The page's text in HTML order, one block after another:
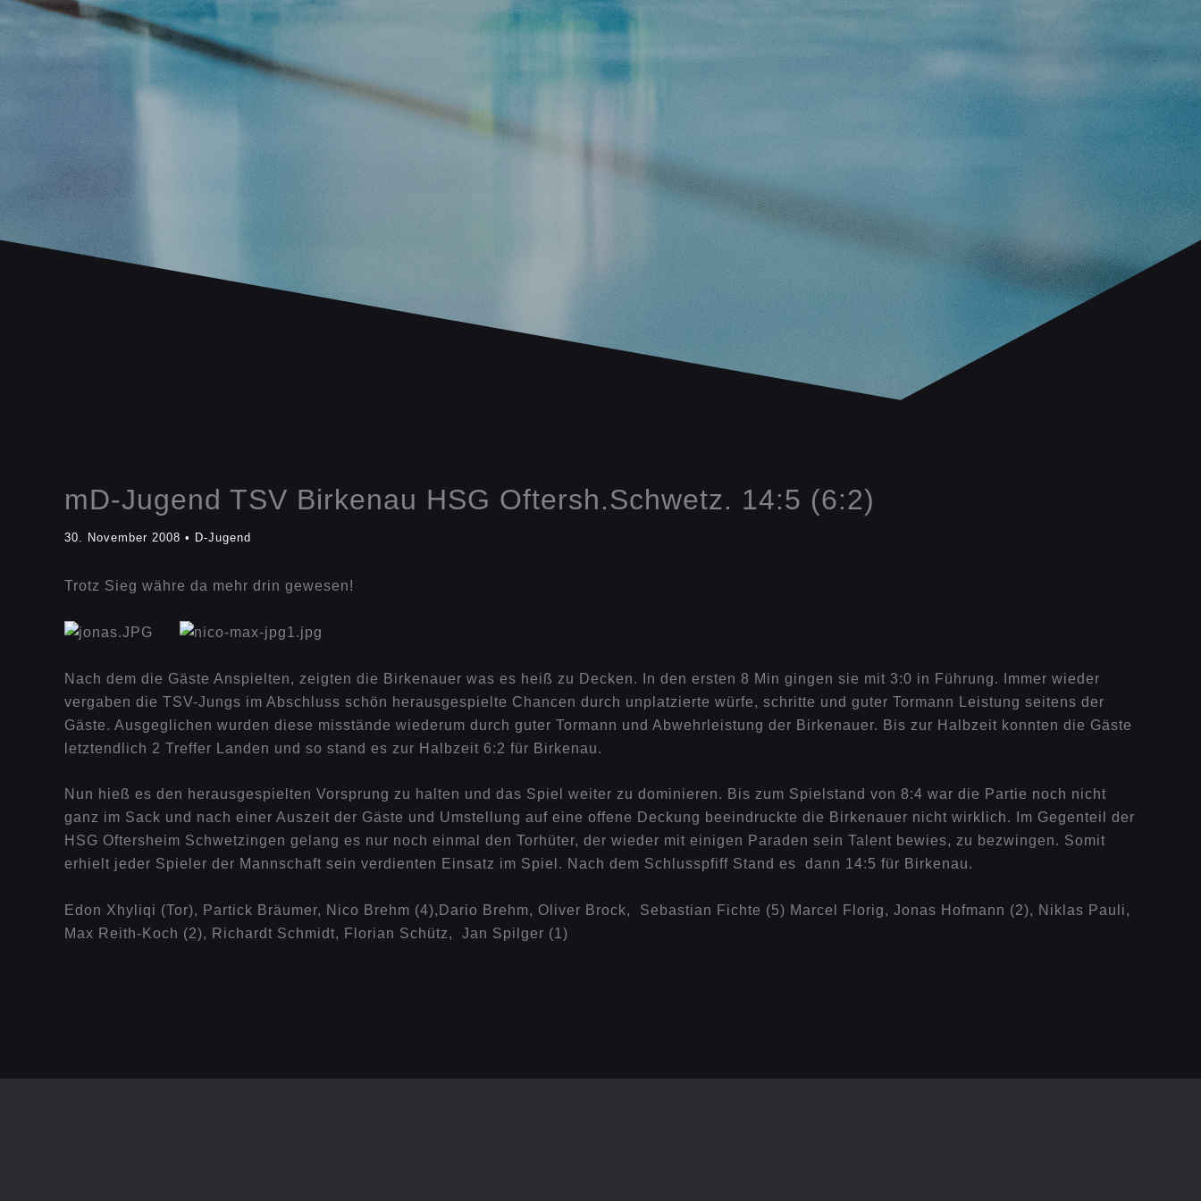
mD-Jugend TSV Birkenau HSG Oftersh.Schwetz. 14:5 (6:2)
30. November 2008 • D-Jugend
Trotz Sieg währe da mehr drin gewesen!
Nach dem die Gäste Anspielten, zeigten die Birkenauer was es heiß zu Decken. In den ersten 8 Min gingen sie mit 3:0 in Führung. Immer wieder
vergaben die TSV-Jungs im Abschluss schön herausgespielte Chancen durch unplatzierte würfe, schritte und guter Tormann Leistung seitens der
Gäste. Ausgeglichen wurden diese misstände wiederum durch guter Tormann und Abwehrleistung der Birkenauer. Bis zur Halbzeit konnten die Gäste
letztendlich 2 Treffer Landen und so stand es zur Halbzeit 6:2 für Birkenau.
Nun hieß es den herausgespielten Vorsprung zu halten und das Spiel weiter zu dominieren. Bis zum Spielstand von 8:4 war die Partie noch nicht
ganz im Sack und nach einer Auszeit der Gäste und Umstellung auf eine offene Deckung beeindruckte die Birkenauer nicht wirklich. Im Gegenteil der
HSG Oftersheim Schwetzingen gelang es nur noch einmal den Torhüter, der wieder mit einigen Paraden sein Talent bewies, zu bezwingen. Somit
erhielt jeder Spieler der Mannschaft sein verdienten Einsatz im Spiel. Nach dem Schlusspfiff Stand es dann 14:5 für Birkenau.
Edon Xhyliqi (Tor), Partick Bräumer, Nico Brehm (4),Dario Brehm, Oliver Brock, Sebastian Fichte (5) Marcel Florig, Jonas Hofmann (2), Niklas Pauli,
Max Reith-Koch (2), Richardt Schmidt, Florian Schütz, Jan Spilger (1)